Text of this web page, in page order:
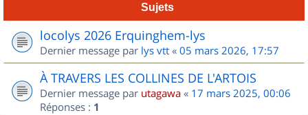
Sujets
locolys 2026 Erquinghem-lys
Dernier message par lys vtt « 05 mars 2026, 17:57
À TRAVERS LES COLLINES DE L'ARTOIS
Dernier message par utagawa « 17 mars 2025, 00:06
Réponses : 1